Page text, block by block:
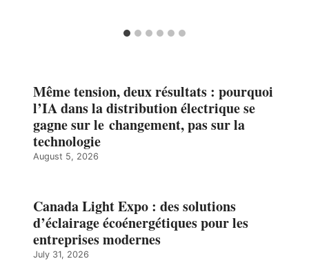
Même tension, deux résultats : pourquoi
l’IA dans la distribution électrique se
gagne sur le changement, pas sur la
technologie
August 5, 2026
Canada Light Expo : des solutions
d’éclairage écoénergétiques pour les
entreprises modernes
July 31, 2026